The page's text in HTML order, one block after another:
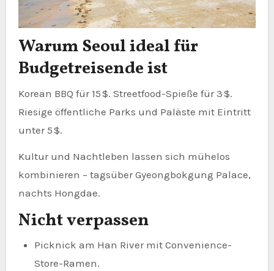
Warum Seoul ideal für
Budgetreisende ist
Korean BBQ für 15 $. Streetfood-Spieße für 3 $.
Riesige öffentliche Parks und Paläste mit Eintritt
unter 5 $.
Kultur und Nachtleben lassen sich mühelos
kombinieren – tagsüber Gyeongbokgung Palace,
nachts Hongdae.
Nicht verpassen
Picknick am Han River mit Convenience-
Store-Ramen.